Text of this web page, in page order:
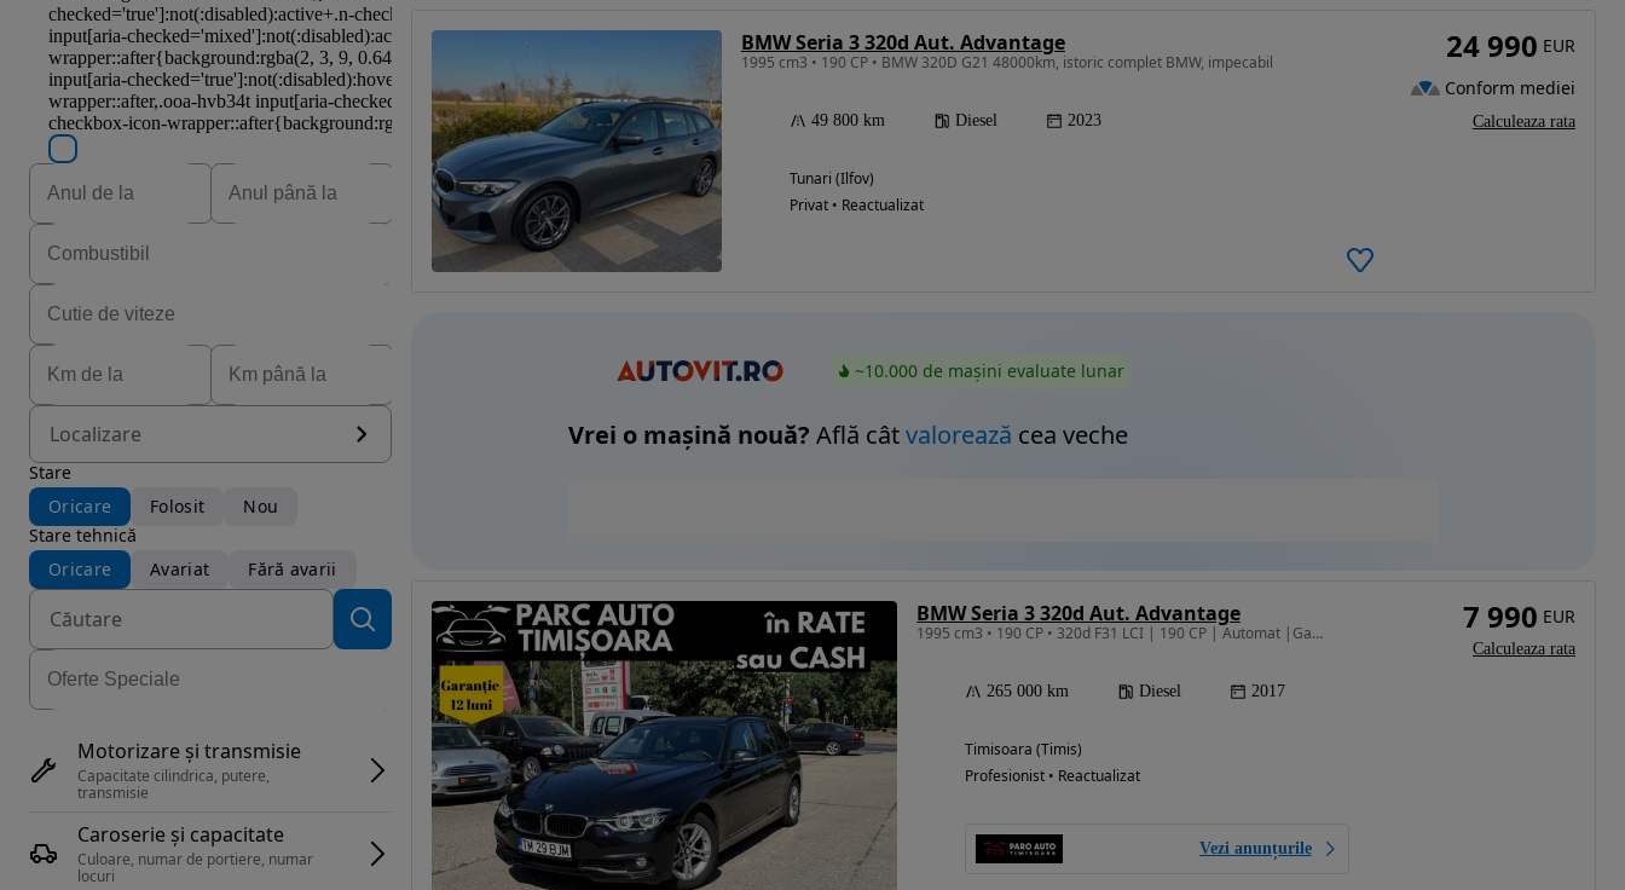
Localizare
Stare
Oricare
Folosit
Nou
Stare tehnică
Oricare
Avariat Fără avarii
Motorizare și transmisie
Capacitate cilindrica, putere,
transmisie
Caroserie și capacitate
Culoare, numar de portiere, numar
locuri
BMW Seria 3 320d Aut. Advantage
1995 cm3 • 190 CP • BMW 320D G21 48000km, istoric complet BMW, impecabil
49 800 km Diesel 2023
Tunari (Ilfov)
Privat • Reactualizat
24 990 EUR
Conform mediei
Calculeaza rata
~10.000 de mașini evaluate lunar
Vrei o mașină nouă? Află câtvalorează cea veche
BMW Seria 3 320d Aut. Advantage
1995 cm3 • 190 CP • 320d F31 LCI | 190 CP | Automat |Garantie - Rate | Buy-Back
265 000 km Diesel 2017
Timisoara (Timis)
Profesionist • Reactualizat
Vezi anunțurile
7 990 EUR
Calculeaza rata